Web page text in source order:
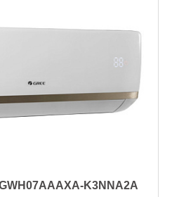
K3NNA2A